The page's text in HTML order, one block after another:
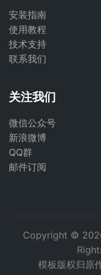
安装指南
使用教程
技术支持
联系我们
关注我们
微信公众号
新浪微博
QQ群
邮件订阅
Copyright ©
模板版权归原